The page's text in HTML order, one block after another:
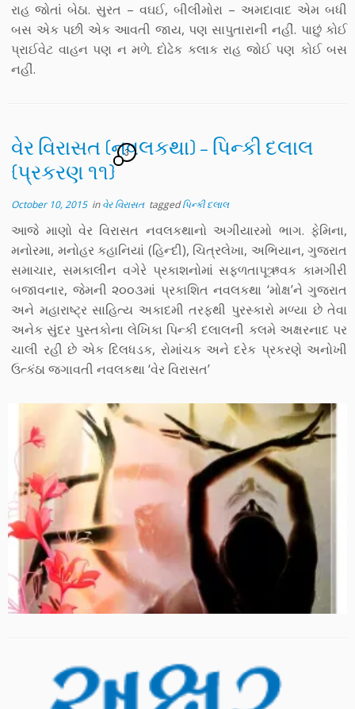
રાહ જોતાં બેઠા. સુરત – વઘઈ, બીલીમોરા – અમદાવાદ એમ બધી
બસ એક પછી એક આવતી જાય, પણ સાપુતારાની નહીં. પાછું કોઈ
પ્રાઈવેટ વાહન પણ ન મળે. દોઢેક કલાક રાહ જોઈ પણ કોઈ બસ
નહીં.
વેર વિરાસત (નવલકથા) – પિન્કી દલાલ
{પ્રકરણ ૧૧}
3
October 10, 2015inવેર વિરાસત taggedપિન્કી દલાલ
આજે માણો વેર વિરાસત નવલકથાનો અગીયારમો ભાગ. ફેમિના,
મનોરમા, મનોહર કહાનિયાં (હિન્દી), ચિત્રલેખા, અભિયાન, ગુજરાત
સમાચાર, સમકાલીન વગેરે પ્રકાશનોમાં સફળતાપૂઋવક કામગીરી
બજાવનાર, જેમની ૨૦૦૩માં પ્રકાશિત નવલકથા ‘મોક્ષ’ને ગુજરાત
અને મહારાષ્ટ્ર સાહિત્ય અકાદમી તરફથી પુરસ્કારો મળ્યા છે તેવા
અનેક સુંદર પુસ્તકોના લેખિકા પિન્કી દલાલની કલમે અક્ષરનાદ પર
ચાલી રહી છે એક દિલધડક, રોમાંચક અને દરેક પ્રકરણે અનોખી
ઉત્કંઠા જગાવતી નવલકથા ‘વેર વિરાસત’